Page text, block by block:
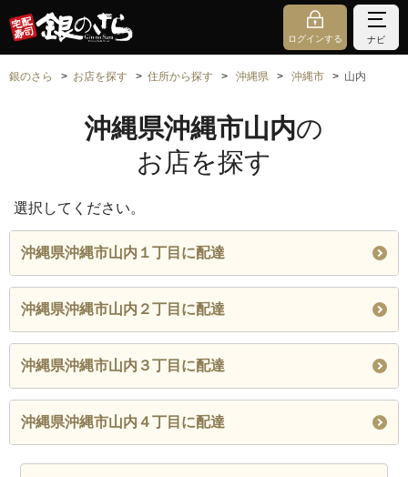
ログインする ナビ
銀のさら お店を探す 住所から探す 沖縄県 沖縄市 山内
沖縄県沖縄市山内の
お店を探す
選択してください。
沖縄県沖縄市山内１丁目に配達
沖縄県沖縄市山内２丁目に配達
沖縄県沖縄市山内３丁目に配達
沖縄県沖縄市山内４丁目に配達